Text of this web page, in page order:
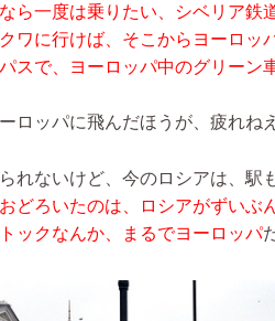
ら一度は乗りたい、シベリア鉄道
ワに行けば、そこからヨーロッ
スで、ヨーロッパ中のグリーン
ロッパに飛んだほうが、疲れね
れないけど、今のロシアは、駅
どろいたのは、ロシアがずいぶ
ックなんか、まるでヨーロッパ